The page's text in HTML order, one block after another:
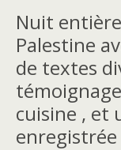
Nuit
Palestine
de textes
cuisine , et
enregistrée